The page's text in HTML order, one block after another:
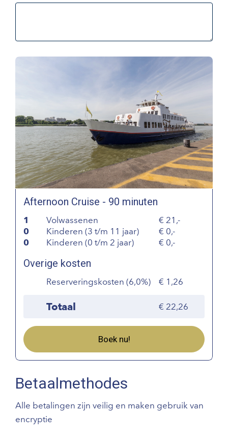
Afternoon Cruise - 90 minuten
1 Volwassenen
21,-
0
Kinderen (3 t/m 11 jaar)
0,-
0
Kinderen (0 t/m 2 jaar) 0,-
Overige kosten
Reserveringskosten (6,0%) 1,26
Totaal 22,26
Boek nu!
Betaalmethodes
Alle betalingen zijn veilig en maken gebruik van
encryptie